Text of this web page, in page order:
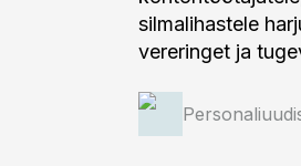
silmalihastele
vereringet ja